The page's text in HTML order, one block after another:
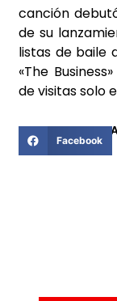
canción
de su
listas de baile
«The
de visitas solo
COMPARTIR
Facebook